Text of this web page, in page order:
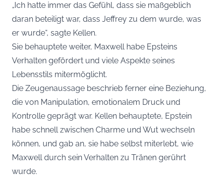
„Ich hatte immer das Gefühl, dass sie maßgeblich
daran beteiligt war, dass Jeffrey zu dem wurde, was
er wurde“, sagte Kellen.
Sie behauptete weiter, Maxwell habe Epsteins
Verhalten gefördert und viele Aspekte seines
Lebensstils mitermöglicht.
Die Zeugenaussage beschrieb ferner eine Beziehung,
die von Manipulation, emotionalem Druck und
Kontrolle geprägt war. Kellen behauptete, Epstein
habe schnell zwischen Charme und Wut wechseln
können, und gab an, sie habe selbst miterlebt, wie
Maxwell durch sein Verhalten zu Tränen gerührt
wurde.